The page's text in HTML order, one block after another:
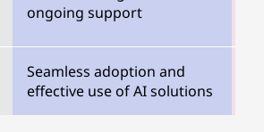
ongoing support
Seamless adoption and
effective use of AI solutions